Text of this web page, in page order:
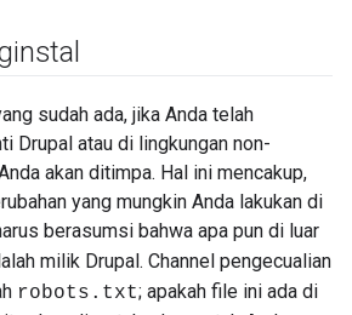
sudah ada, jika Anda telah
Drupal atau di lingkungan non-
akan ditimpa. Hal ini mencakup,
yang mungkin Anda lakukan di
berasumsi bahwa apa pun di luar
milik Drupal. Channel pengecualian
robots.txt; apakah file ini ada di